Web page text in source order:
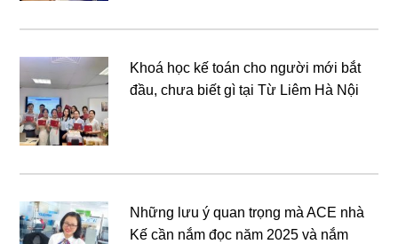
Khoá học kế toán cho người mới bắt
đầu, chưa biết gì tại Từ Liêm Hà Nội
Những lưu ý quan trọng mà ACE nhà
Kế cần nắm đọc năm 2025 và nắm